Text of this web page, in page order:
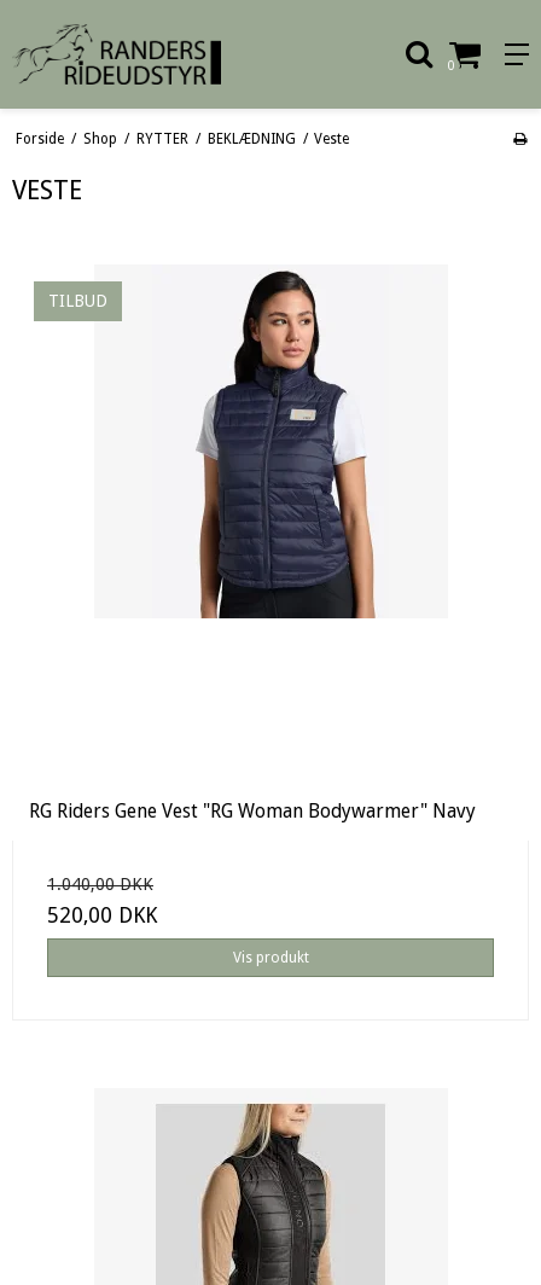
0
Forside / Shop / RYTTER / BEKLÆDNING / Veste
VESTE
TILBUD
RG Riders Gene Vest "RG Woman Bodywarmer" Navy
1.040,00 DKK
520,00 DKK
Vis produkt